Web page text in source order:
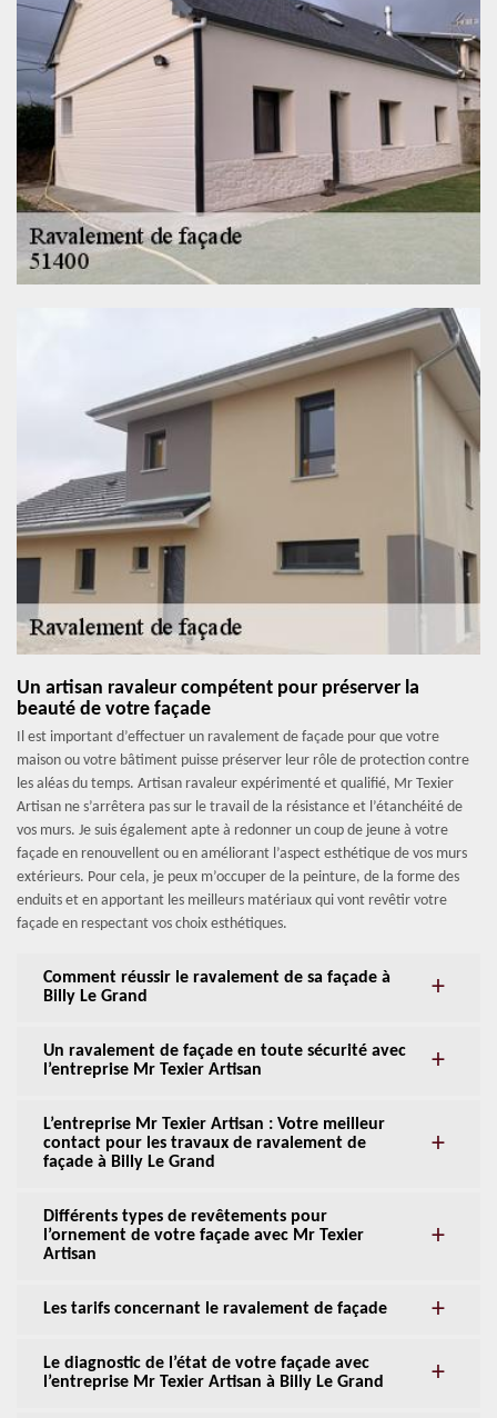
Un artisan ravaleur compétent pour préserver la
beauté de votre façade
Il est important d’effectuer un ravalement de façade pour que votre
maison ou votre bâtiment puisse préserver leur rôle de protection contre
les aléas du temps. Artisan ravaleur expérimenté et qualifié, Mr Texier
Artisan ne s’arrêtera pas sur le travail de la résistance et l’étanchéité de
vos murs. Je suis également apte à redonner un coup de jeune à votre
façade en renouvellent ou en améliorant l’aspect esthétique de vos murs
extérieurs. Pour cela, je peux m’occuper de la peinture, de la forme des
enduits et en apportant les meilleurs matériaux qui vont revêtir votre
façade en respectant vos choix esthétiques.
Comment réussir le ravalement de sa façade à
Billy Le Grand
Un ravalement de façade en toute sécurité avec
l’entreprise Mr Texier Artisan
L’entreprise Mr Texier Artisan : Votre meilleur
contact pour les travaux de ravalement de
façade à Billy Le Grand
Différents types de revêtements pour
l’ornement de votre façade avec Mr Texier
Artisan
Les tarifs concernant le ravalement de façade
Le diagnostic de l’état de votre façade avec
l’entreprise Mr Texier Artisan à Billy Le Grand